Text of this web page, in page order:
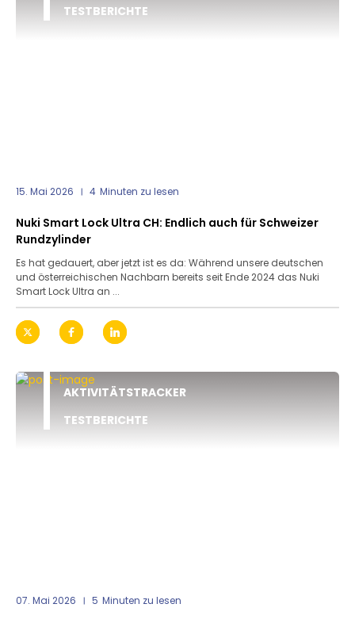
TESTBERICHTE
15. Mai 2026 4 Minuten zu lesen
Nuki Smart Lock Ultra CH: Endlich auch für Schweizer
Rundzylinder
Es hat gedauert, aber jetzt ist es da: Während unsere deutschen
und österreichischen Nachbarn bereits seit Ende 2024 das Nuki
Smart Lock Ultra an ...
AKTIVITÄTSTRACKER
TESTBERICHTE
07. Mai 2026 5 Minuten zu lesen